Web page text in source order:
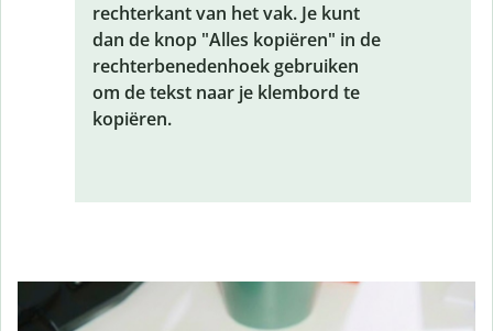
rechterkant van het vak. Je kunt
dan de knop "Alles kopiëren" in de
rechterbenedenhoek gebruiken
om de tekst naar je klembord te
kopiëren.